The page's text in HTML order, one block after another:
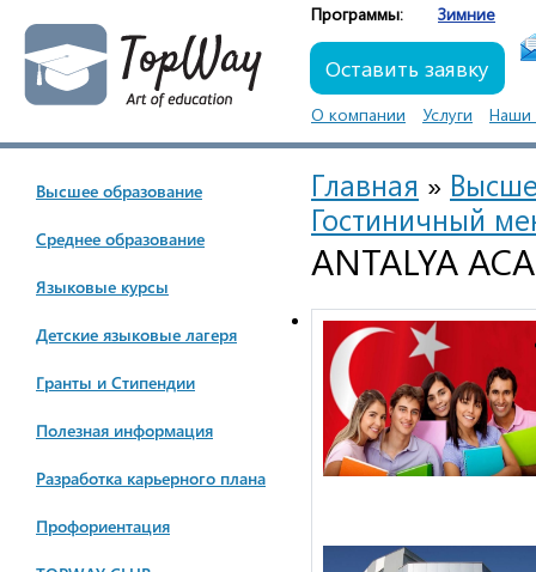
Программы: Зимние
Оставить заявку
О компании Услуги Наши
Высшее образование
Cреднее образование
Языковые курсы
Детские языковые лагеря
Гранты и Стипендии
Полезная информация
Разработка карьерного плана
Профориентация
Главная »
Гостиничный
ANTALYA